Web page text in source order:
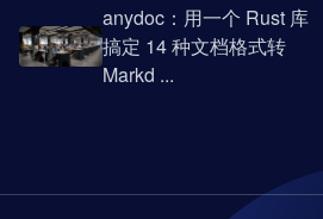
anydoc：用一个 Rust 库
搞定 14 种文档格式转
Markd ...